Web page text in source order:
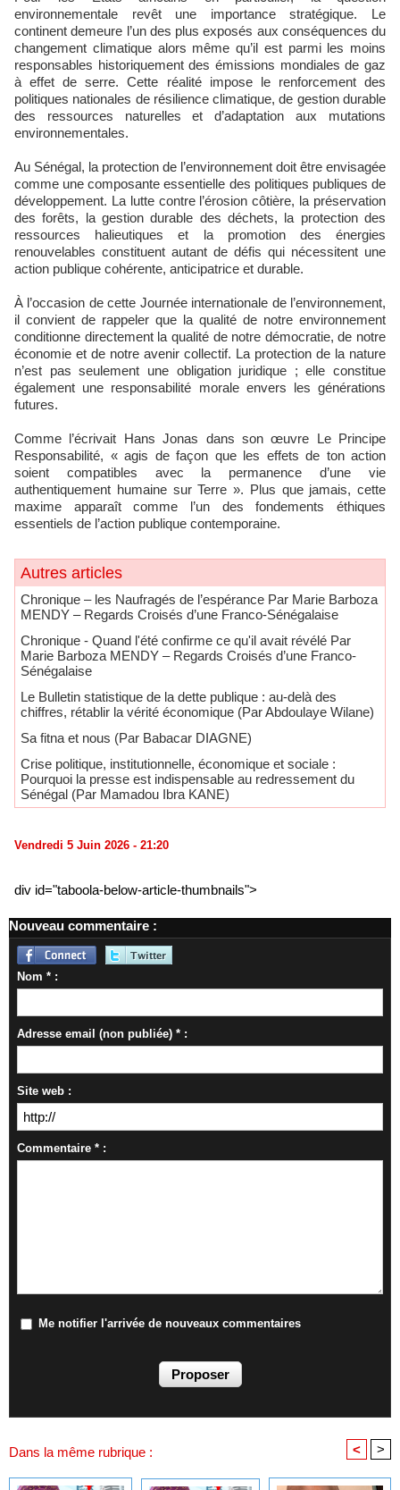
environnementale revêt une importance stratégique. Le
continent demeure l’un des plus exposés aux conséquences du
changement climatique alors même qu’il est parmi les moins
responsables historiquement des émissions mondiales de gaz
à effet de serre. Cette réalité impose le renforcement des
politiques nationales de résilience climatique, de gestion durable
des ressources naturelles et d’adaptation aux mutations
environnementales.
Au Sénégal, la protection de l’environnement doit être envisagée
comme une composante essentielle des politiques publiques de
développement. La lutte contre l’érosion côtière, la préservation
des forêts, la gestion durable des déchets, la protection des
ressources halieutiques et la promotion des énergies
renouvelables constituent autant de défis qui nécessitent une
action publique cohérente, anticipatrice et durable.
À l’occasion de cette Journée internationale de l’environnement,
il convient de rappeler que la qualité de notre environnement
conditionne directement la qualité de notre démocratie, de notre
économie et de notre avenir collectif. La protection de la nature
n’est pas seulement une obligation juridique ; elle constitue
également une responsabilité morale envers les générations
futures.
Comme l’écrivait Hans Jonas dans son œuvre Le Principe
Responsabilité, « agis de façon que les effets de ton action
soient compatibles avec la permanence d’une vie
authentiquement humaine sur Terre ». Plus que jamais, cette
maxime apparaît comme l’un des fondements éthiques
essentiels de l’action publique contemporaine.
Autres articles
Chronique – les Naufragés de l’espérance Par Marie Barboza
MENDY – Regards Croisés d’une Franco-Sénégalaise
Chronique - Quand l'été confirme ce qu'il avait révélé Par
Marie Barboza MENDY – Regards Croisés d’une Franco-
Sénégalaise
Le Bulletin statistique de la dette publique : au-delà des
chiffres, rétablir la vérité économique (Par Abdoulaye Wilane)
Sa fitna et nous (Par Babacar DIAGNE)
Crise politique, institutionnelle, économique et sociale :
Pourquoi la presse est indispensable au redressement du
Sénégal (Par Mamadou Ibra KANE)
Vendredi 5 Juin 2026 - 21:20
div id="taboola-below-article-thumbnails">
Nouveau commentaire :
Nom * :
Adresse email (non publiée) * :
Site web :
Commentaire * :
Me notifier l'arrivée de nouveaux commentaires
Dans la même rubrique : < >